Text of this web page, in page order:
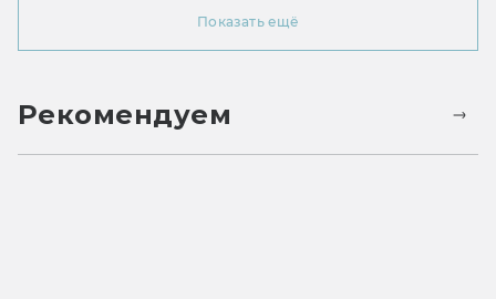
Показать ещё
Рекомендуем